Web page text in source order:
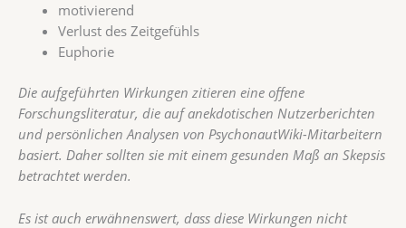
motivierend
Verlust des Zeitgefühls
Euphorie
Die aufgeführten Wirkungen zitieren eine offene
Forschungsliteratur, die auf anekdotischen Nutzerberichten
und persönlichen Analysen von PsychonautWiki-Mitarbeitern
basiert. Daher sollten sie mit einem gesunden Maß an Skepsis
betrachtet werden.
Es ist auch erwähnenswert, dass diese Wirkungen nicht